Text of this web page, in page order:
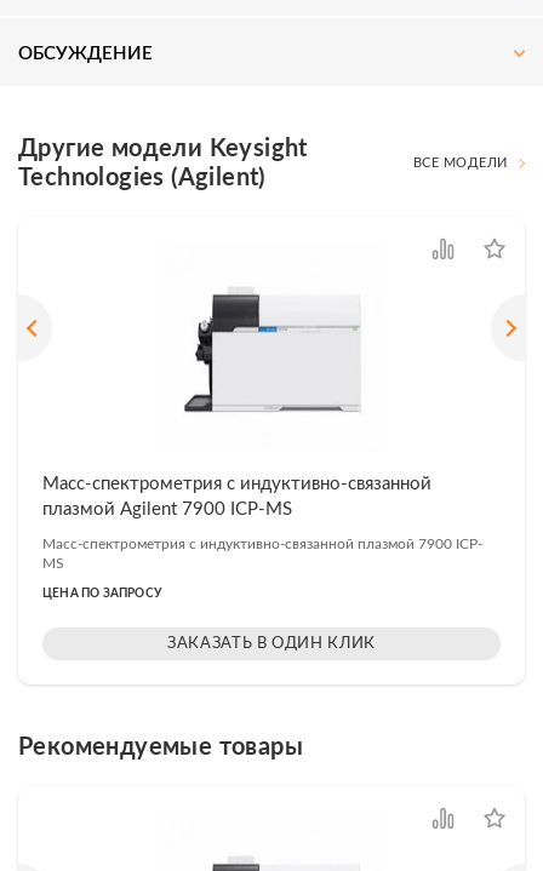
ОБСУЖДЕНИЕ
Другие модели Keysight
Technologies (Agilent)
ВСЕ МОДЕЛИ
Масс-спектрометрия с индуктивно-связанной
плазмой Agilent 7900 ICP-MS
Масс-спектрометрия с индуктивно-связанной плазмой 7900 ICP-
MS
ЦЕНА ПО ЗАПРОСУ
ЗАКАЗАТЬ В ОДИН КЛИК
Рекомендуемые товары
Подпишитесь на наш
Актуальные новости, акции и специальные
предложения для специалистов.